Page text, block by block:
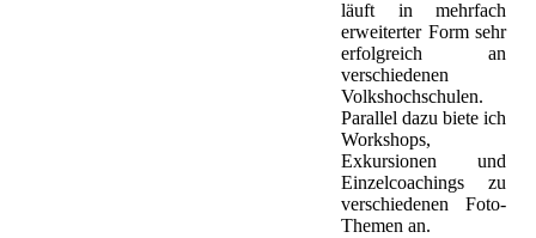
läuft in mehrfach
erweiterter Form sehr
erfolgreich an
verschiedenen
Volkshochschulen.
Parallel dazu biete ich
Workshops,
Exkursionen und
Einzelcoachings zu
verschiedenen Foto-
Themen an.